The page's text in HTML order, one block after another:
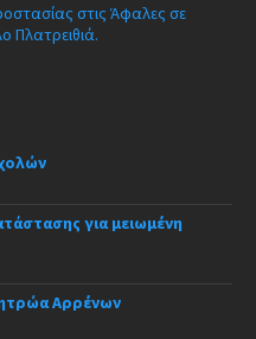
στις Άφαλες σε
Πλατρειθιά.
για μειωμένη
Αρρένων